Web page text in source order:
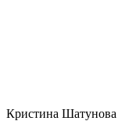
Кристина Шатунова